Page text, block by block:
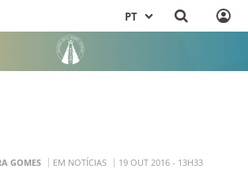
PT
GOMES EM NOTÍCIAS 19 OUT 2016 - 13H33